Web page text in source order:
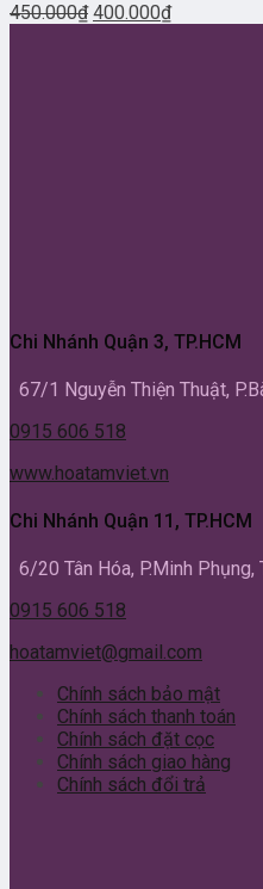
450.000₫ 400.000₫
Chi Nhánh Quận 3, TP.HCM
67/1 Nguyễn Thiện Thuật,
0915 606 518
www.hoatamviet.vn
Chi Nhánh Quận 11, TP.HCM
6/20 Tân Hóa, P.Minh Phụng,
0915 606 518
hoatamviet@gmail.com
Chính sách bảo mật
Chính sách thanh toán
Chính sách đặt cọc
Chính sách giao hàng
Chính sách đổi trả